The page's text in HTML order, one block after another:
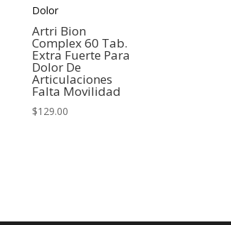
Artri Bion
Complex 60 Tab.
Extra Fuerte Para
Dolor De
Articulaciones
Falta Movilidad
$129.00